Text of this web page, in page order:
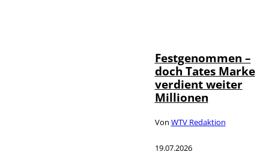
Festgenommen –
doch Tates Marke
verdient weiter
Millionen
Von WTV Redaktion
19.07.2026